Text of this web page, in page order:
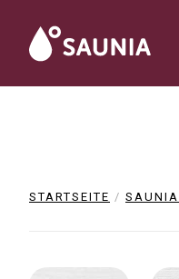
STARTSEITE / SAUNIA